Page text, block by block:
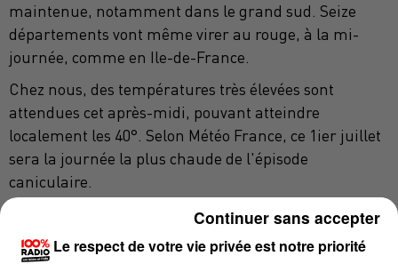
maintenue, notamment dans le grand sud. Seize
départements vont même virer au rouge, à la mi-
journée, comme en Ile-de-France.
Chez nous, des températures très élevées sont
attendues cet après-midi, pouvant atteindre
localement les 40°. Selon Météo France, ce 1ier juillet
sera la journée la plus chaude de l'épisode
caniculaire.
Et ces fortes chaleurs ont aussi des conséquences sur
la conduite. Vinci Autoroute lance un appel à la
prudence. Samuel Bellamy, responsable adjoint au
Le respect de votre vie privée est notre priorité
Continuer sans accepter